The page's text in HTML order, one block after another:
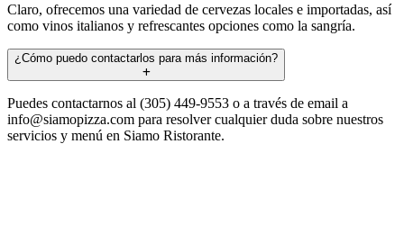
Claro, ofrecemos una variedad de cervezas locales e importadas, así
como vinos italianos y refrescantes opciones como la sangría.
¿Cómo puedo contactarlos para más información?
Puedes contactarnos al (305) 449-9553 o a través de email a
info@siamopizza.com para resolver cualquier duda sobre nuestros
servicios y menú en Siamo Ristorante.